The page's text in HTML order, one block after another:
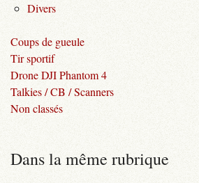
Divers
Coups de gueule
Tir sportif
Drone DJI Phantom 4
Talkies / CB / Scanners
Non classés
Dans la même rubrique